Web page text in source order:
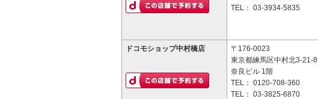
TEL： 03-3934-5835
ドコモショップ中村橋店
〒176-0023
東京都練馬区中村北3-21-8
奈良ビル 1階
TEL： 0120-708-360
TEL： 03-3825-6870